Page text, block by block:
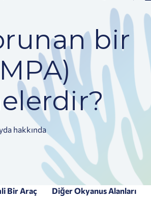
bir
hakkında
Bir Araç Diğer Okyanus Alanları